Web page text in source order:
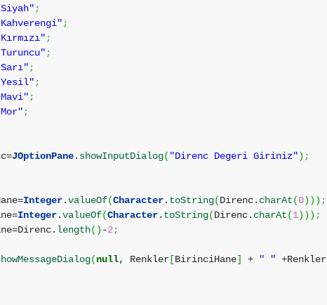
;
;
;
;
;
;
;
;
JOptionPane. showInputDialog( "Direnc Degeri Giriniz") ;
Integer.valueOf(Character. toString(Direnc. charAt(0) ) ) ;
Integer.valueOf(Character. toString(Direnc. charAt(1) ) ) ;
length( ) -2;
(null, Renkler [BirinciHane] + " " +Renkler